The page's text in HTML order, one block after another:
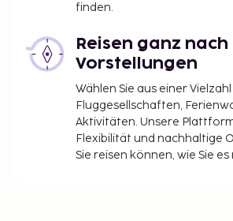
finden.
Reisen ganz nach
Vorstellungen
Wählen Sie aus einer
Fluggesellschaften,
Aktivitäten. Unsere
Flexibilität und nachhaltige
Sie reisen können, wie Sie